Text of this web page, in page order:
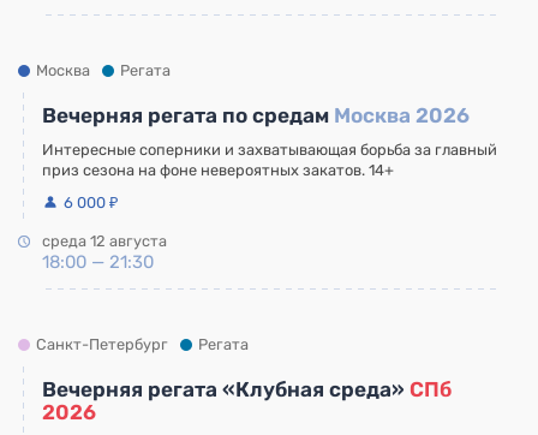
Москва Регата
Вечерняя регата по средам Москва 2026
Интересные соперники и захватывающая борьба за главный
приз сезона на фоне невероятных закатов. 14+
6 000 ₽
среда 12 августа
18:00 — 21:30
Санкт-Петербург Регата
Вечерняя регата «Клубная среда» СПб
2026